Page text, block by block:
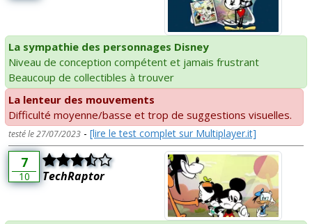
La sympathie des personnages Disney
Niveau de conception compétent et jamais frustrant
Beaucoup de collectibles à trouver
La lenteur des mouvements
Difficulté moyenne/basse et trop de suggestions visuelles.
testé le 27/07/2023 - [lire le test complet sur Multiplayer.it]
7
10 TechRaptor